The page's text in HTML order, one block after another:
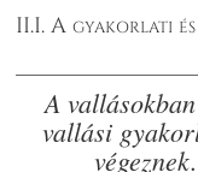
II.I. A gyakorlati
A
vallási